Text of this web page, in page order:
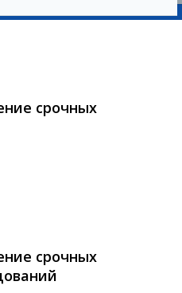
срочных
срочных